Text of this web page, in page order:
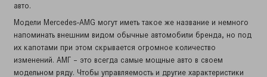
авто.
Модели Mercedes-AMG могут иметь такое же название и немного
напоминать внешним видом обычные автомобили бренда, но под
их капотами при этом скрывается огромное количество
изменений. АМГ – это всегда самые мощные авто в своем
модельном ряду. Чтобы управляемость и другие характеристики